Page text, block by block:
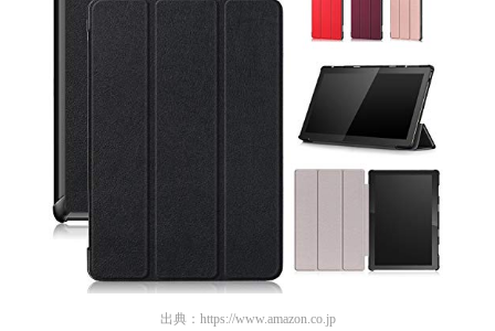
出典： https://www.amazon.co.jp